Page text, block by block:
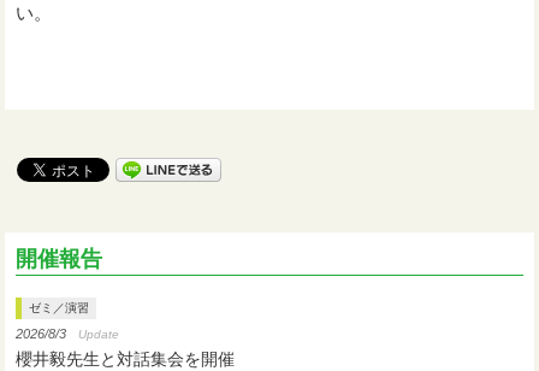
い。
開催報告
ゼミ／演習
2026/8/3 Update
櫻井毅先生と対話集会を開催